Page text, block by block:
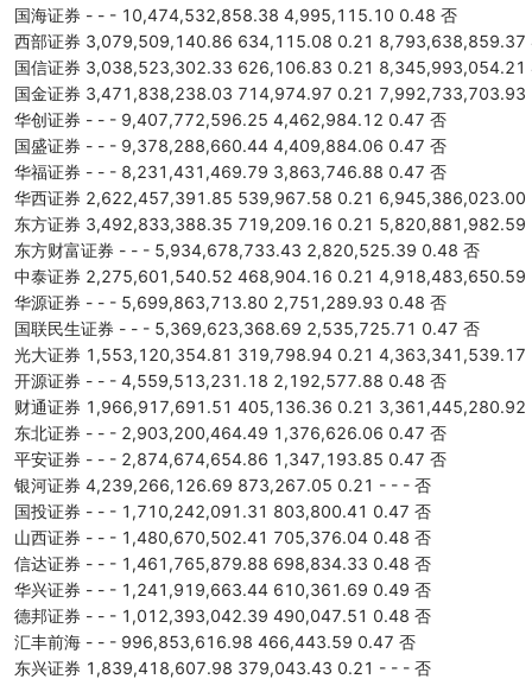
国海证券 - - - 10,474,532,858.38 4,995,115.10 0.48 否
西部证券 3,079,509,140.86 634,115.08 0.21
国信证券 3,038,523,302.33 626,106.83 0.21
国金证券 3,471,838,238.03 714,974.97 0.21
华创证券 - - - 9,407,772,596.25 4,462,984.12 0.47 否
国盛证券 - - - 9,378,288,660.44 4,409,884.06 0.47 否
华福证券 - - - 8,231,431,469.79 3,863,746.88 0.47 否
华西证券 2,622,457,391.85 539,967.58 0.21
东方证券 3,492,833,388.35 719,209.16 0.21
东方财富证券 - - - 5,934,678,733.43 2,820,525.39 0.48 否
中泰证券 2,275,601,540.52 468,904.16 0.21
华源证券 - - - 5,699,863,713.80 2,751,289.93 0.48 否
国联民生证券 - - - 5,369,623,368.69 2,535,725.71 0.47 否
光大证券 1,553,120,354.81 319,798.94 0.21
开源证券 - - - 4,559,513,231.18 2,192,577.88 0.48 否
财通证券 1,966,917,691.51 405,136.36 0.21
东北证券 - - - 2,903,200,464.49 1,376,626.06 0.47 否
平安证券 - - - 2,874,674,654.86 1,347,193.85 0.47 否
银河证券 4,239,266,126.69 873,267.05 0.21 - - - 否
国投证券 - - - 1,710,242,091.31 803,800.41 0.47 否
山西证券 - - - 1,480,670,502.41 705,376.04 0.48 否
信达证券 - - - 1,461,765,879.88 698,834.33 0.48 否
华兴证券 - - - 1,241,919,663.44 610,361.69 0.49 否
德邦证券 - - - 1,012,393,042.39 490,047.51 0.48 否
汇丰前海 - - - 996,853,616.98 466,443.59 0.47 否
东兴证券 1,839,418,607.98 379,043.43 0.21 - - - 否